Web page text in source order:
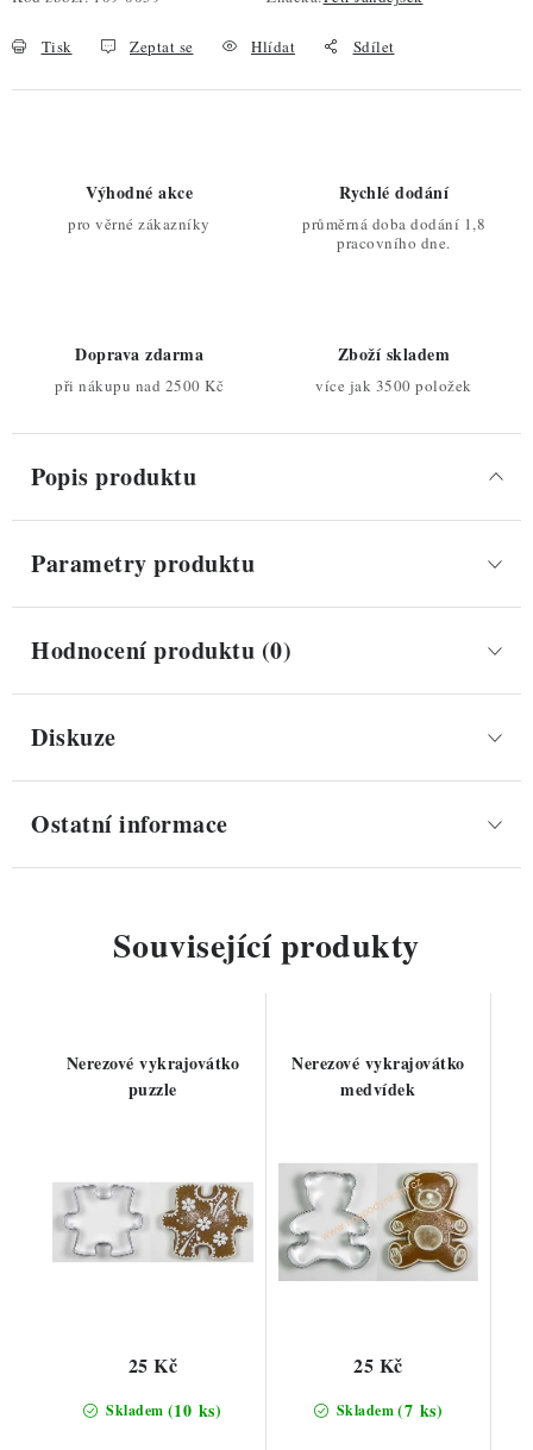
Tisk Zeptat se Hlídat Sdílet
Výhodné akce
pro věrné zákazníky
Rychlé dodání
průměrná doba dodání 1,8
pracovního dne.
Doprava zdarma
při nákupu nad 2500 Kč
Zboží skladem
více jak 3500 položek
Popis produktu
Parametry produktu
Hodnocení produktu (0)
Diskuze
Ostatní informace
Související produkty
Nerezové vykrajovátko
puzzle
Skladem (10 ks)
25 Kč
Nerezové vykrajovátko
medvídek
Skladem(7 ks)
25 Kč